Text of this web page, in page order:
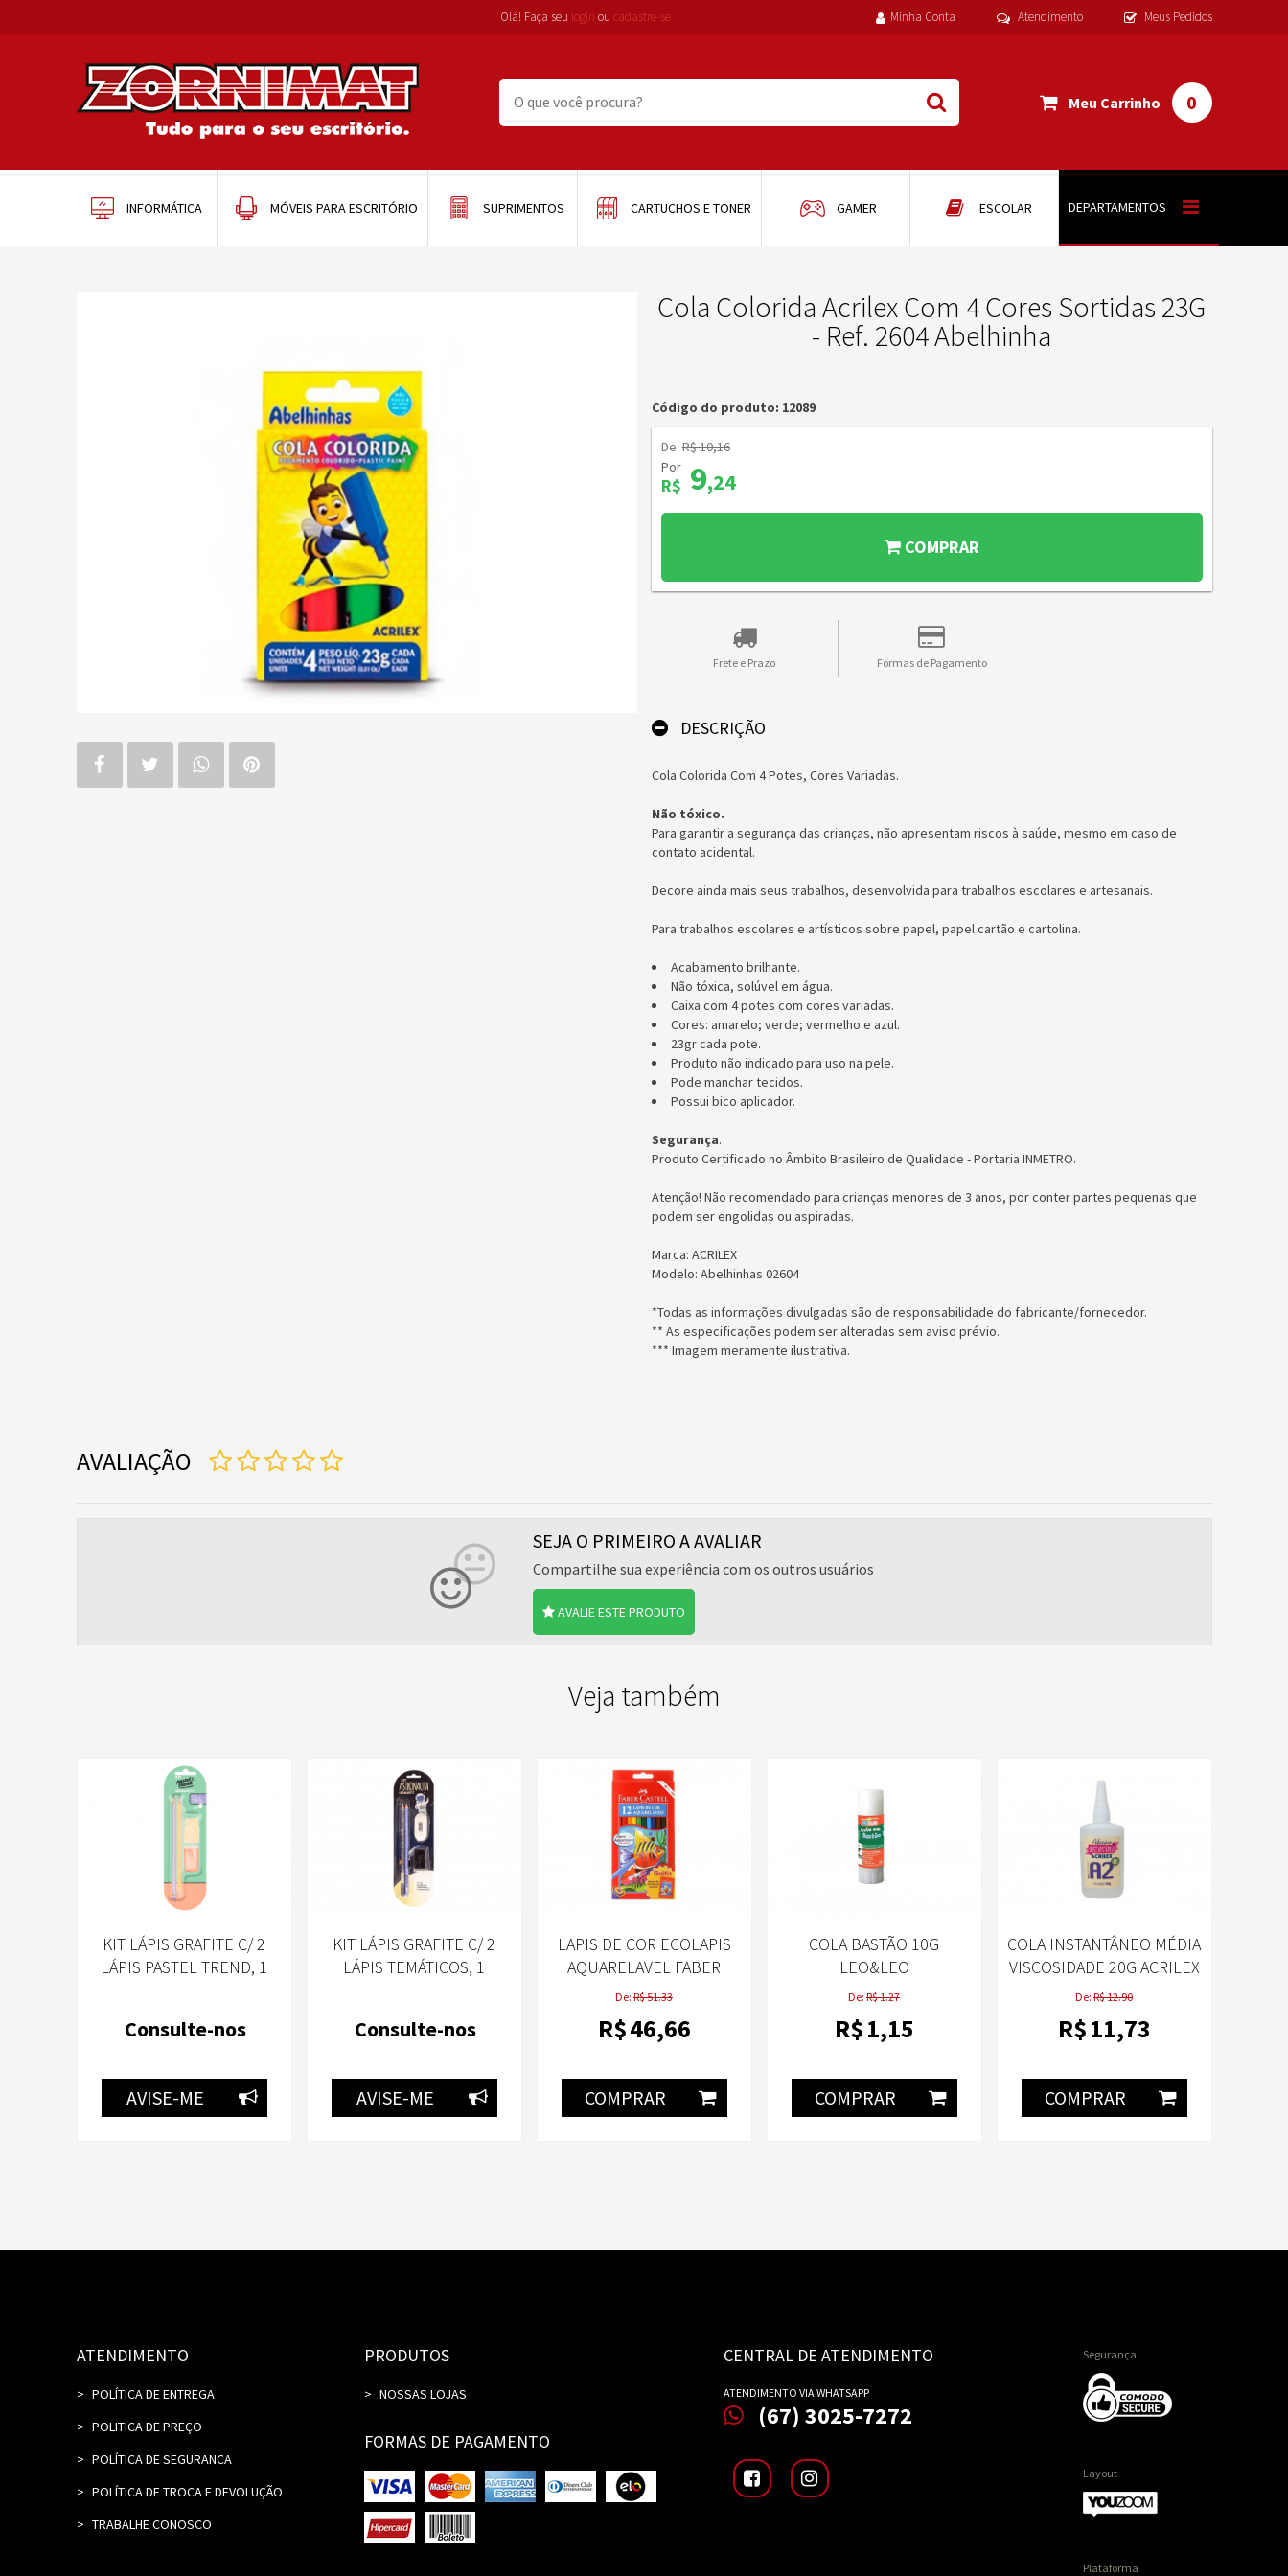
Olá! Faça seu login ou cadastre-se Minha Conta Atendimento Meus Pedidos
Meu Carrinho 0
INFORMÁTICA MÓVEIS PARA ESCRITÓRIO SUPRIMENTOS CARTUCHOS E TONER GAMER ESCOLAR DEPARTAMENTOS
Cola Colorida Acrilex Com 4 Cores Sortidas 23G
- Ref. 2604 Abelhinha
Código do produto: 12089
De:R$ 10,16
Por
R$ 9,24
COMPRAR
Frete e Prazo Formas de Pagamento
DESCRIÇÃO
Cola Colorida Com 4 Potes, Cores Variadas.
Não tóxico.
Para garantir a segurança das crianças, não apresentam riscos à saúde, mesmo em caso de
contato acidental.
Decore ainda mais seus trabalhos, desenvolvida para trabalhos escolares e artesanais.
Para trabalhos escolares e artísticos sobre papel, papel cartão e cartolina.
Acabamento brilhante.
Não tóxica, solúvel em água.
Caixa com 4 potes com cores variadas.
Cores: amarelo; verde; vermelho e azul.
23gr cada pote.
Produto não indicado para uso na pele.
Pode manchar tecidos.
Possui bico aplicador.
Segurança.
​Produto Certificado no Âmbito Brasileiro de Qualidade - Portaria INMETRO.
Atenção! Não recomendado para crianças menores de 3 anos, por conter partes pequenas que
podem ser engolidas ou aspiradas.
Marca: ACRILEX
Modelo: Abelhinhas 02604
*Todas as informações divulgadas são de responsabilidade do fabricante/fornecedor.
** As especificações podem ser alteradas sem aviso prévio.
*** Imagem meramente ilustrativa.
AVALIAÇÃO
SEJA O PRIMEIRO A AVALIAR
Compartilhe sua experiência com os outros usuários
AVALIE ESTE PRODUTO
Veja também
KIT LÁPIS GRAFITE C/ 2
LÁPIS PASTEL TREND, 1
& LEO
Consulte-nos
AVISE-ME
KIT LÁPIS GRAFITE C/ 2
LÁPIS TEMÁTICOS, 1
ASTRONAUTA LEO &L LEO
Consulte-nos
AVISE-ME
LAPIS DE COR ECOLAPIS
AQUARELAVEL FABER
CASTELL 12 CORES
De: R$ 51.33
R$46,66
COMPRAR
COLA BASTÃO 10G
LEO&LEO
De: R$ 1.27
R$1,15
COMPRAR
COLA INSTANTÂNEO MÉDIA
VISCOSIDADE 20G ACRILEX
A2
De: R$ 12.90
R$11,73
COMPRAR
ATENDIMENTO
POLÍTICA DE ENTREGA
POLITICA DE PREÇO
POLÍTICA DE SEGURANCA
POLÍTICA DE TROCA E DEVOLUÇÃO
TRABALHE CONOSCO
PRODUTOS
NOSSAS LOJAS
FORMAS DE PAGAMENTO
CENTRAL DE ATENDIMENTO
ATENDIMENTO VIA WHATSAPP
(67) 3025-7272
Segurança
Layout
Plataforma